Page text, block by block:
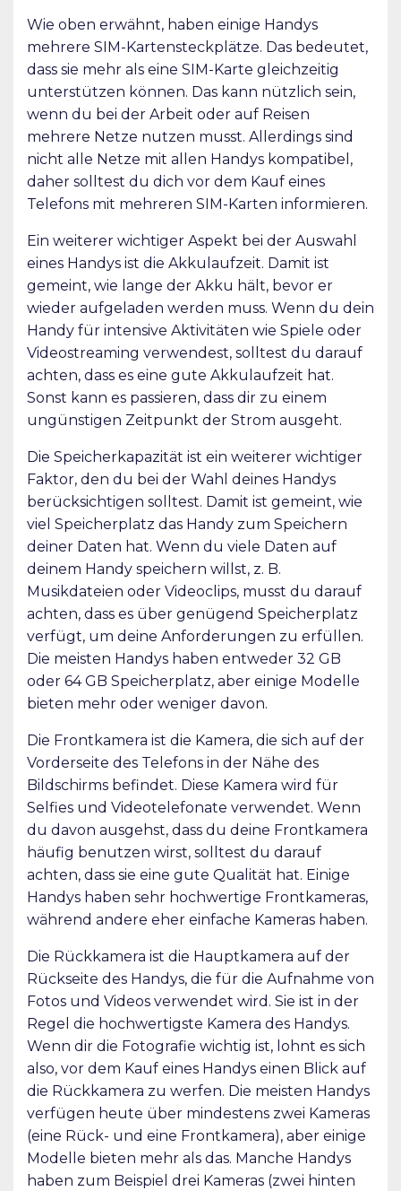
Wie oben erwähnt, haben einige Handys
mehrere SIM-Kartensteckplätze. Das bedeutet,
dass sie mehr als eine SIM-Karte gleichzeitig
unterstützen können. Das kann nützlich sein,
wenn du bei der Arbeit oder auf Reisen
mehrere Netze nutzen musst. Allerdings sind
nicht alle Netze mit allen Handys kompatibel,
daher solltest du dich vor dem Kauf eines
Telefons mit mehreren SIM-Karten informieren.
Ein weiterer wichtiger Aspekt bei der Auswahl
eines Handys ist die Akkulaufzeit. Damit ist
gemeint, wie lange der Akku hält, bevor er
wieder aufgeladen werden muss. Wenn du dein
Handy für intensive Aktivitäten wie Spiele oder
Videostreaming verwendest, solltest du darauf
achten, dass es eine gute Akkulaufzeit hat.
Sonst kann es passieren, dass dir zu einem
ungünstigen Zeitpunkt der Strom ausgeht.
Die Speicherkapazität ist ein weiterer wichtiger
Faktor, den du bei der Wahl deines Handys
berücksichtigen solltest. Damit ist gemeint, wie
viel Speicherplatz das Handy zum Speichern
deiner Daten hat. Wenn du viele Daten auf
deinem Handy speichern willst, z. B.
Musikdateien oder Videoclips, musst du darauf
achten, dass es über genügend Speicherplatz
verfügt, um deine Anforderungen zu erfüllen.
Die meisten Handys haben entweder 32 GB
oder 64 GB Speicherplatz, aber einige Modelle
bieten mehr oder weniger davon.
Die Frontkamera ist die Kamera, die sich auf der
Vorderseite des Telefons in der Nähe des
Bildschirms befindet. Diese Kamera wird für
Selfies und Videotelefonate verwendet. Wenn
du davon ausgehst, dass du deine Frontkamera
häufig benutzen wirst, solltest du darauf
achten, dass sie eine gute Qualität hat. Einige
Handys haben sehr hochwertige Frontkameras,
während andere eher einfache Kameras haben.
Die Rückkamera ist die Hauptkamera auf der
Rückseite des Handys, die für die Aufnahme von
Fotos und Videos verwendet wird. Sie ist in der
Regel die hochwertigste Kamera des Handys.
Wenn dir die Fotografie wichtig ist, lohnt es sich
also, vor dem Kauf eines Handys einen Blick auf
die Rückkamera zu werfen. Die meisten Handys
verfügen heute über mindestens zwei Kameras
(eine Rück- und eine Frontkamera), aber einige
Modelle bieten mehr als das. Manche Handys
haben zum Beispiel drei Kameras (zwei hinten